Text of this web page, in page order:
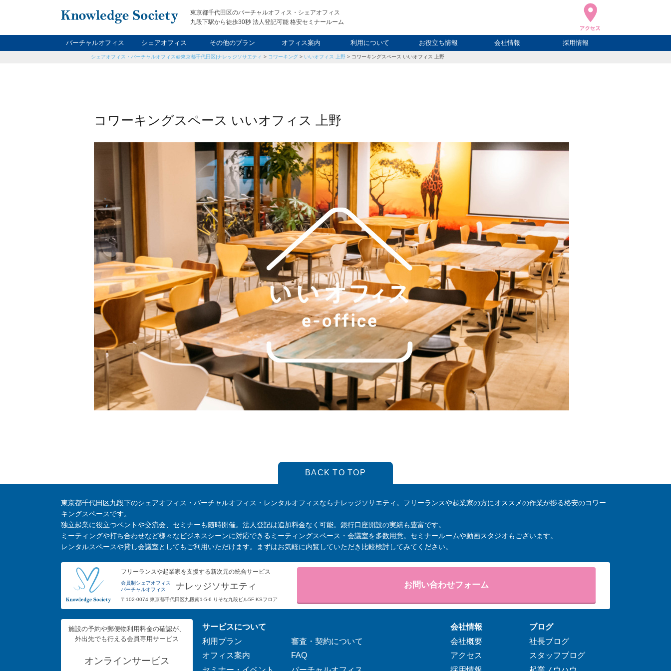
東京都千代田区のバーチャルオフィス・シェアオフィス
九段下駅から徒歩30秒 法人登記可能 格安セミナールーム
バーチャルオフィス シェアオフィス その他のプラン
レンタルオフィス
ナイト&ウィークエンド
貸し会議室
オフィス案内 利用について
利用料金
申込について
FAQ
お役立ち情報
起業ノウハウ
社長ブログ
スタッフブログ
会社情報 採用情報
シェアオフィス・バーチャルオフィス@東京都千代田区|ナレッジソサエティ > コワーキング > いいオフィス 上野 > コワーキングスペース いいオフィス 上野
コワーキングスペース いいオフィス 上野
BACK TO TOP
東京都千代田区九段下のシェアオフィス・バーチャルオフィス・レンタルオフィスならナレッジソサエティ。フリーランスや起業家の方にオススメの作業が捗る格安のコワー
キングスペースです。
独立起業に役立つベントや交流会、セミナーも随時開催。法人登記は追加料金なく可能。銀行口座開設の実績も豊富です。
ミーティングや打ち合わせなど様々なビジネスシーンに対応できるミーティングスペース・会議室を多数用意。セミナールームや動画スタジオもございます。
レンタルスペースや貸し会議室としてもご利用いただけます。まずはお気軽に内覧していただき比較検討してみてください。
フリーランスや起業家を支援する新次元の統合サービス
会員制シェアオフィス
バーチャルオフィス
ナレッジソサエティ
〒102-0074 東京都千代田区九段南1-5-6 りそな九段ビル5F KSフロア
お問い合わせフォーム
施設の予約や郵便物利用料金の確認が、
外出先でも行える会員専用サービス
オンラインサービス
サービスについて
利用プラン
オフィス案内
審査・契約について
FAQ
会社情報
会社概要
アクセス
ブログ
社長ブログ
スタッフブログ